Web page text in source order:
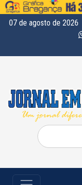
07 de agosto de 2026
Pesquisar
por: